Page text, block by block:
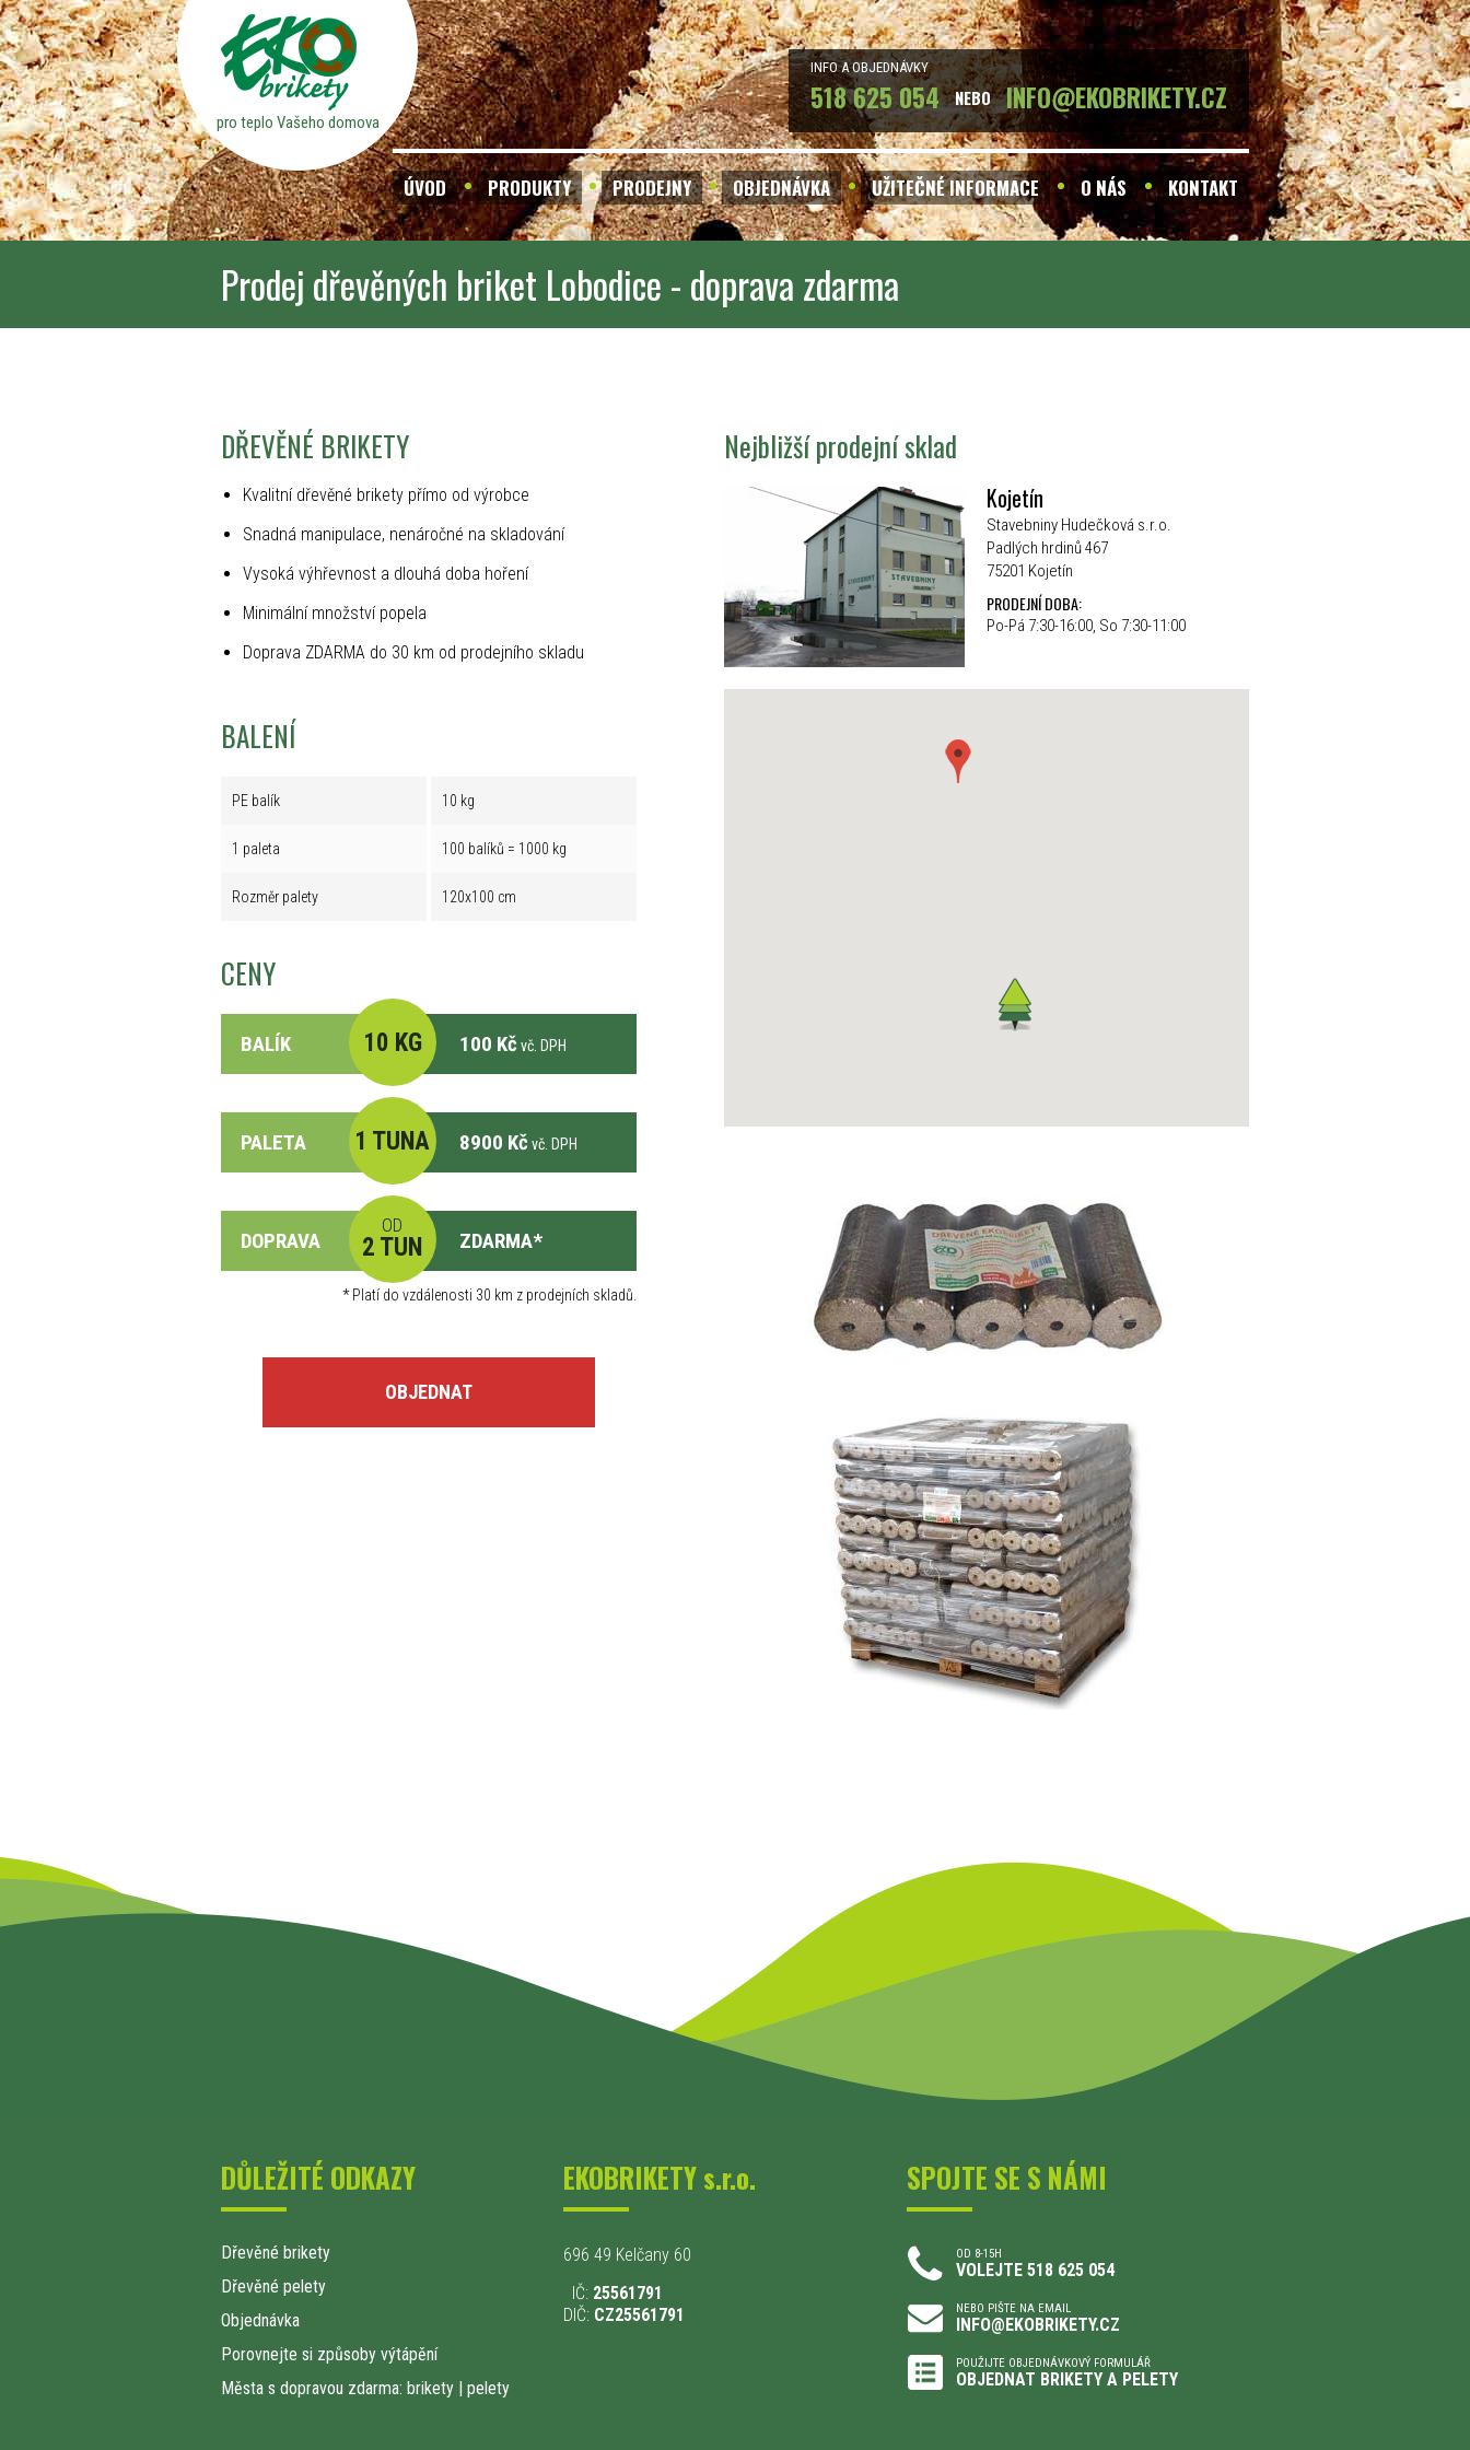
pro teplo Vašeho domova
INFO A OBJEDNÁVKY
518 625 054 NEBO INFO@EKOBRIKETY.CZ
ÚVOD PRODUKTY PRODEJNY OBJEDNÁVKA UŽITEČNÉ INFORMACE O NÁS KONTAKT
Prodej dřevěných briket Lobodice - doprava zdarma
DŘEVĚNÉ BRIKETY
Kvalitní dřevěné brikety přímo od výrobce
Snadná manipulace, nenáročné na skladování
Vysoká výhřevnost a dlouhá doba hoření
Minimální množství popela
Doprava ZDARMA do 30 km od prodejního skladu
BALENÍ
PE balík 10 kg
1 paleta 100 balíků = 1000 kg
Rozměr palety 120x100 cm
CENY
BALÍK 10 KG 100 Kč vč. DPH
PALETA 1 TUNA 8900 Kč vč. DPH
DOPRAVA
OD
2 TUN ZDARMA*
*Platí do vzdálenosti 30 km z prodejních skladů.
OBJEDNAT
Nejbližší prodejní sklad
Kojetín
Stavebniny Hudečková s.r.o.
Padlých hrdinů 467
75201 Kojetín
PRODEJNÍ DOBA:
Po-Pá 7:30-16:00, So 7:30-11:00
DŮLEŽITÉ ODKAZY
Dřevěné brikety
Dřevěné pelety
Objednávka
Porovnejte si způsoby výtápění
Města s dopravou zdarma: brikety | pelety
EKOBRIKETY s.r.o.
696 49 Kelčany 60
IČ: 25561791
DIČ: CZ25561791
SPOJTE SE S NÁMI
OD 8-15H
VOLEJTE 518 625 054
NEBO PIŠTE NA EMAIL
INFO@EKOBRIKETY.CZ
POUŽIJTE OBJEDNÁVKOVÝ FORMULÁŘ
OBJEDNAT BRIKETY A PELETY